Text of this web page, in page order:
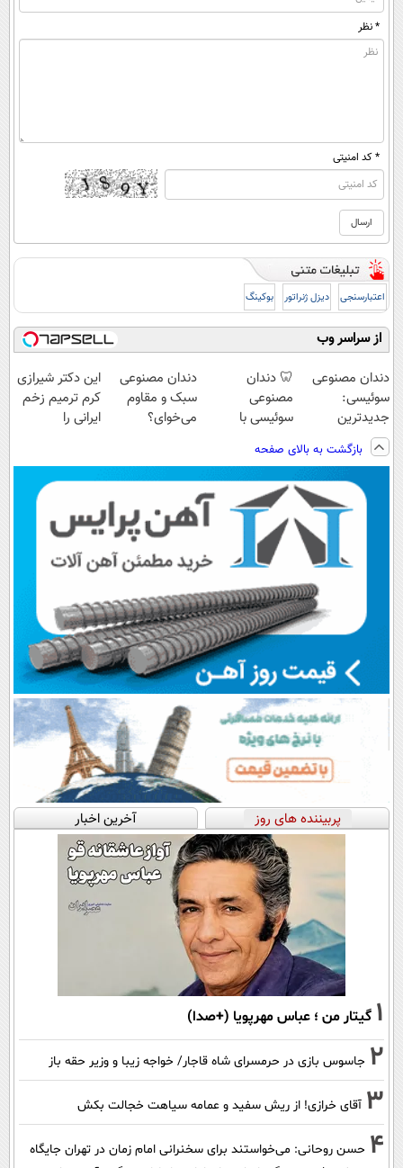
* نظر
* کد امنیتی
اعتبارسنجی دیزل ژنراتور بوکینگ
از سراسر وب
دندان مصنوعی
سوئیسی:
جدیدترین
فناوری اروپا،
سبک و مقاوم |
پرداخت قسطی
🦷 دندان
مصنوعی
سوئیسی با
دیجیتال |
پرداخت در 4
قسط |📍 تهران
دندان مصنوعی
سبک و مقاوم
می‌خوای؟
📍تهران
این دکتر شیرازی
کرم ترمیم زخم
ایرانی را
بازگشت به بالای صفحه
پربیننده های روز آخرین اخبار
1 گیتار من ؛ عباس مهرپویا (+صدا)
2 جاسوس بازی در حرمسرای شاه قاجار/ خواجه زیبا و وزیر حقه باز
3 آقای خرازی! از ریش سفید و عمامه سیاهت خجالت بکش
4 حسن روحانی: می‌خواستند برای سخنرانی امام زمان در تهران جایگاه